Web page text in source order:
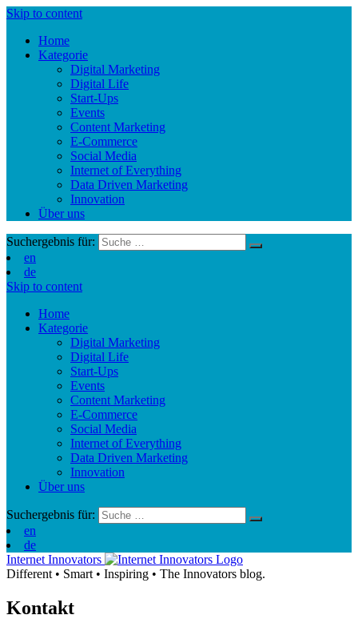
Skip to content
Home
Kategorie
Digital Marketing
Digital Life
Start-Ups
Events
Content Marketing
E-Commerce
Social Media
Internet of Everything
Data Driven Marketing
Innovation
Über uns
Suchergebnis für:
en
de
Skip to content
Home
Kategorie
Digital Marketing
Digital Life
Start-Ups
Events
Content Marketing
E-Commerce
Social Media
Internet of Everything
Data Driven Marketing
Innovation
Über uns
Suchergebnis für:
en
de
Internet Innovators
Different • Smart • Inspiring • The Innovators blog.
Kontakt